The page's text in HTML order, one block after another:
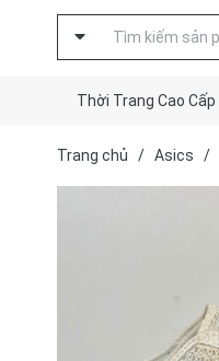
Thời Trang Cao Cấp
Trang chủ / Asics /